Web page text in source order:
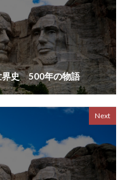
界史 500年の物語
Next